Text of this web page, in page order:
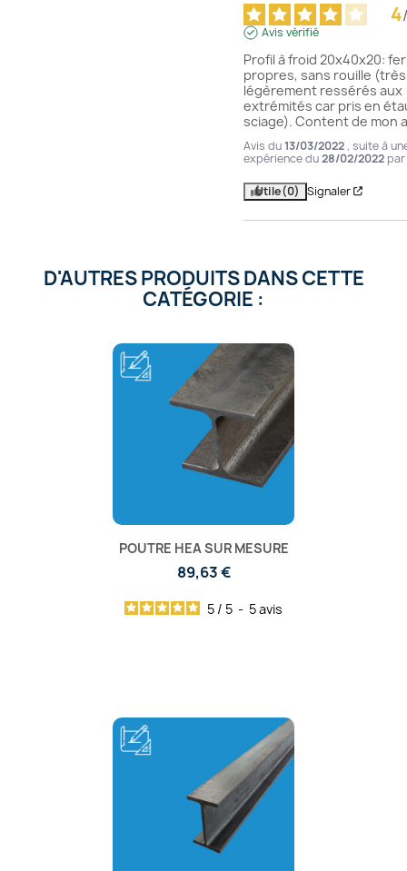
4/
Avis vérifié
Profil à froid 20x40x20:
propres, sans rouille (très
légèrement ressérés aux
extrémités car pris en
sciage). Content de mon
Avis du13/03/2022, suite à
expérience du28/02/2022 par
Utile(0) Signaler
D'AUTRES PRODUITS DANS CETTE
CATÉGORIE :
POUTRE HEA SUR MESURE
89,63 €
5 / 5 - 5avis